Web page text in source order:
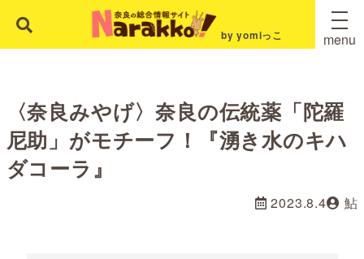
by yomiっこ menu
〈奈良みやげ〉奈良の伝統薬「陀羅
尼助」がモチーフ！『湧き水のキハ
ダコーラ』
2023.8.4 鮎